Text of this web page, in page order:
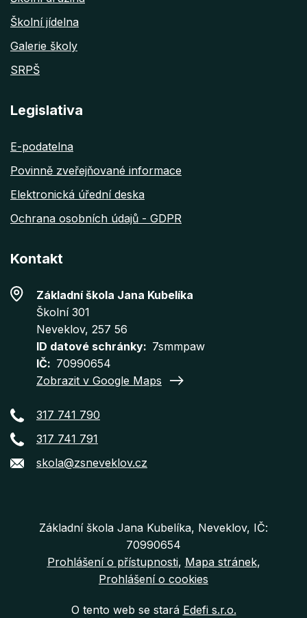
Školní jídelna
Galerie školy
SRPŠ
Legislativa
E-podatelna
Povinně zveřejňované informace
Elektronická úřední deska
Ochrana osobních údajů - GDPR
Kontakt
Základní škola Jana Kubelíka
Školní 301
Neveklov, 257 56
ID datové schránky
7smmpaw
IČ
70990654
Zobrazit v Google Maps
317 741 790
317 741 791
skola@zsneveklov.cz
Základní škola Jana Kubelíka, Neveklov, IČ:
70990654
Prohlášení o přístupnosti Mapa stránek
Prohlášení o cookies
O tento web se stará Edefi s.r.o.